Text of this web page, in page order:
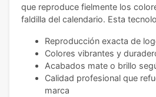
que reproduce fielmente los
faldilla del calendario. Esta
Reproducción exacta de
Colores vibrantes y
Acabados mate o brillo
Calidad profesional que
marca